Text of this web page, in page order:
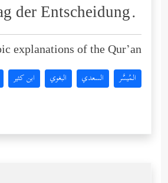
der Entscheidung.
explanations of the Qur’an:
المُيسَّر السعدي البغوي ابن كثير